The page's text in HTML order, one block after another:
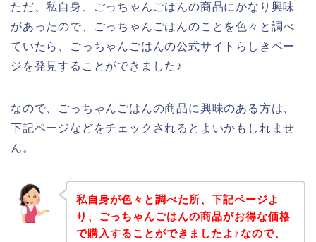
ただ、私自身、ごっちゃんごはんの商品にかなり興味
があったので、ごっちゃんごはんのことを色々と調べ
ていたら、ごっちゃんごはんの公式サイトらしきペー
ジを発見することができました♪
なので、ごっちゃんごはんの商品に興味のある方は、
下記ページなどをチェックされるとよいかもしれませ
ん。
私自身が色々と調べた所、下記ページよ
り、ごっちゃんごはんの商品がお得な価格
で購入することができましたよ♪なので、